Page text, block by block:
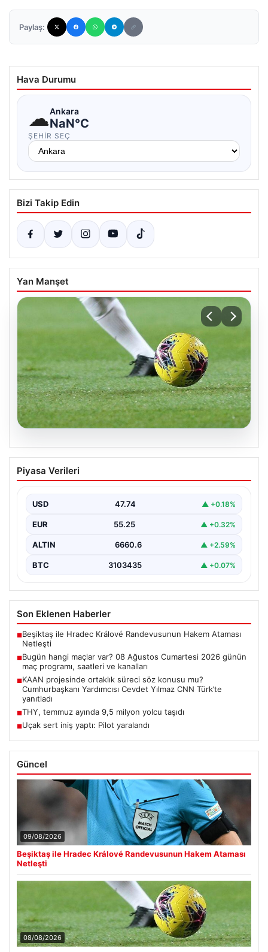
Paylaş:
Hava Durumu
☁Ankara
NaN°C
ŞEHIR SEÇ
Bizi Takip Edin
Yan Manşet
08.08.2026
Bugün hangi maçlar var? 08 Ağustos
Cumartesi 2026 günün maç programı,
Piyasa Verileri
USD 47.74 ▲ +0.18%
EUR 55.25 ▲ +0.32%
ALTIN 6660.6 ▲ +2.59%
BTC 3103435 ▲ +0.07%
Son Eklenen Haberler
■Beşiktaş ile Hradec Králové Randevusunun Hakem Ataması
Netleşti
■Bugün hangi maçlar var? 08 Ağustos Cumartesi 2026 günün
maç programı, saatleri ve kanalları
■KAAN projesinde ortaklık süreci söz konusu mu?
Cumhurbaşkanı Yardımcısı Cevdet Yılmaz CNN Türk’te
yanıtladı
■THY, temmuz ayında 9,5 milyon yolcu taşıdı
■Uçak sert iniş yaptı: Pilot yaralandı
Güncel
09/08/2026
Beşiktaş ile Hradec Králové Randevusunun Hakem Ataması
Netleşti
08/08/2026